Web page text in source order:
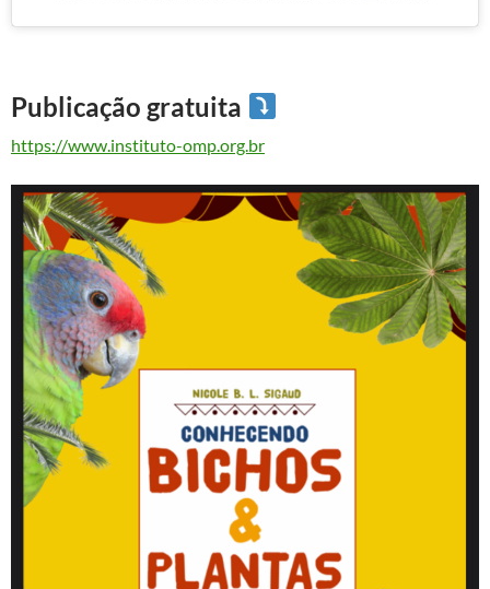
Publicação gratuita
https://www.instituto-omp.org.br